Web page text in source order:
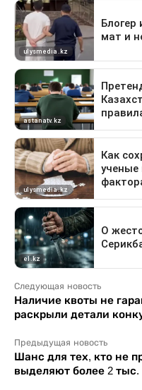
Следующая новость
Наличие квоты не
раскрыли детали
Предыдущая новость
Шанс для тех, кто не
выделяют более 2 тыс.